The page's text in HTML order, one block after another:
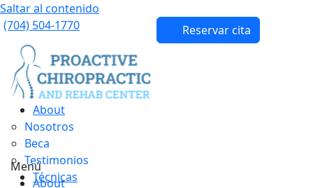
Saltar al contenido
(704) 504-1770
Reservar cita
About
Nosotros
Beca
Testimonios
Técnicas
Menú
About